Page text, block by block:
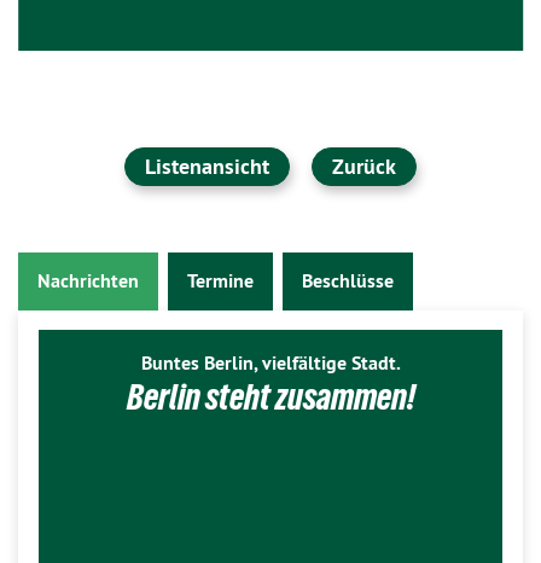
Listenansicht Zurück
Nachrichten Termine Beschlüsse
Buntes Berlin, vielfältige Stadt.
Berlin steht zusammen!